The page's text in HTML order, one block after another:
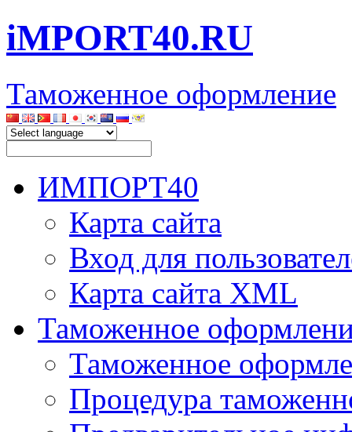
iMPORT40.RU
Таможенное оформление
ИМПОРТ40
Карта сайта
Вход для
Карта сайта XML
Таможенное
Таможенное
Процедура